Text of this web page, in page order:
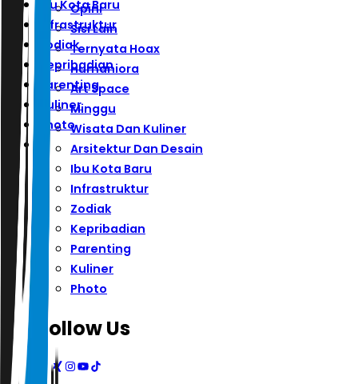
Ibu Kota Baru
Infrastruktur
Zodiak
Kepribadian
Parenting
Kuliner
Photo
Opini
Sisi Lain
Ternyata Hoax
Humaniora
Art Space
Minggu
Wisata Dan Kuliner
Arsitektur Dan Desain
Ibu Kota Baru
Infrastruktur
Zodiak
Kepribadian
Parenting
Kuliner
Photo
Follow Us